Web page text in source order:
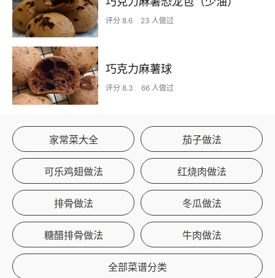
评分 8.6 23 人做过
巧克力麻薯球
评分 8.3 66 人做过
家常菜大全 茄子做法
可乐鸡翅做法 红烧肉做法
排骨做法 冬瓜做法
糖醋排骨做法 牛肉做法
全部菜谱分类